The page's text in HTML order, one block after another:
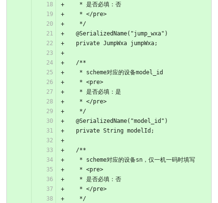
   * 是否必填：否
   * </pre>
   */
  @SerializedName("jump_wxa")
  private JumpWxa jumpWxa;
  /**
   * scheme对应的设备model_id
   * <pre>
   * 是否必填：是
   * </pre>
   */
  @SerializedName("model_id")
  private String modelId;
  /**
   * scheme对应的设备sn，仅一机一码时填写
   * <pre>
   * 是否必填：否
   * </pre>
   */